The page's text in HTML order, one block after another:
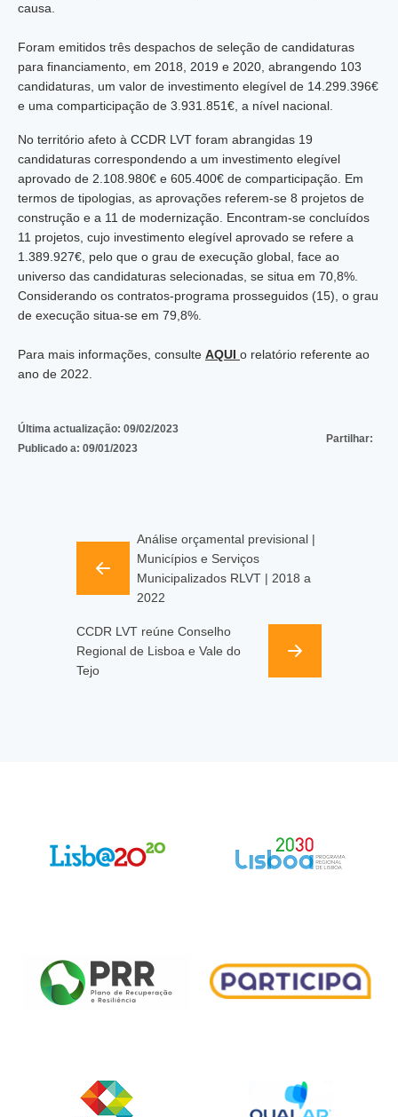
causa.
Foram emitidos três despachos de seleção de candidaturas
para financiamento, em 2018, 2019 e 2020, abrangendo 103
candidaturas, um valor de investimento elegível de 14.299.396€
e uma comparticipação de 3.931.851€, a nível nacional.
No território afeto à CCDR LVT foram abrangidas 19
candidaturas correspondendo a um investimento elegível
aprovado de 2.108.980€ e 605.400€ de comparticipação. Em
termos de tipologias, as aprovações referem-se 8 projetos de
construção e a 11 de modernização. Encontram-se concluídos
11 projetos, cujo investimento elegível aprovado se refere a
1.389.927€, pelo que o grau de execução global, face ao
universo das candidaturas selecionadas, se situa em 70,8%.
Considerando os contratos-programa prosseguidos (15), o grau
de execução situa-se em 79,8%.
Para mais informações, consulte AQUI o relatório referente ao
ano de 2022.
Última actualização: 09/02/2023
Publicado a: 09/01/2023
Partilhar:
Análise orçamental previsional |
Municípios e Serviços
Municipalizados RLVT | 2018 a
2022
CCDR LVT reúne Conselho
Regional de Lisboa e Vale do
Tejo